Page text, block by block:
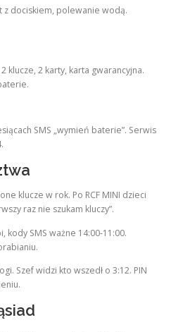
z dociskiem, polewanie wodą.
klucze, 2 karty, karta gwarancyjna.
SMS „wymień baterie”. Serwis
klucze w rok. Po RCF MINI dzieci
raz nie szukam kluczy”.
kody SMS ważne 14:00-11:00.
Szef widzi kto wszedł o 3:12. PIN